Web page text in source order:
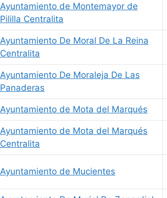
Ayuntamiento de Montemayor de
Pililla Centralita
Ayuntamiento De Moral De La Reina
Centralita
Ayuntamiento De Moraleja De Las
Panaderas
Ayuntamiento de Mota del Marqués
Ayuntamiento de Mota del Marqués
Centralita
Ayuntamiento de Mucientes